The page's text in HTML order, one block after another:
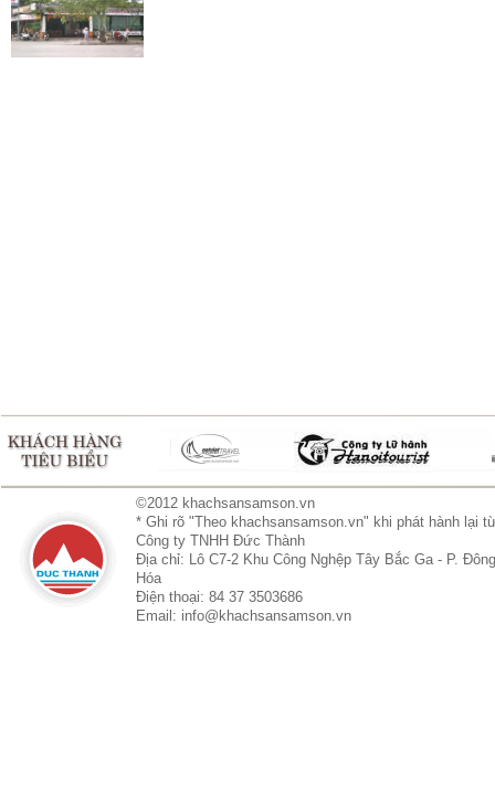
©2012 khachsansamson.vn
* Ghi rõ "Theo khachsansamson.vn" khi phát hành lại
Công ty TNHH Đức Thành
Địa chỉ: Lô C7-2 Khu Công Nghệp Tây Bắc Ga - P.
Hóa
Điện thoại: 84 37 3503686
Email: info@khachsansamson.vn